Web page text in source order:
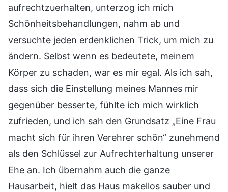
aufrechtzuerhalten, unterzog ich mich
Schönheitsbehandlungen, nahm ab und
versuchte jeden erdenklichen Trick, um mich zu
ändern. Selbst wenn es bedeutete, meinem
Körper zu schaden, war es mir egal. Als ich sah,
dass sich die Einstellung meines Mannes mir
gegenüber besserte, fühlte ich mich wirklich
zufrieden, und ich sah den Grundsatz „Eine Frau
macht sich für ihren Verehrer schön“ zunehmend
als den Schlüssel zur Aufrechterhaltung unserer
Ehe an. Ich übernahm auch die ganze
Hausarbeit, hielt das Haus makellos sauber und